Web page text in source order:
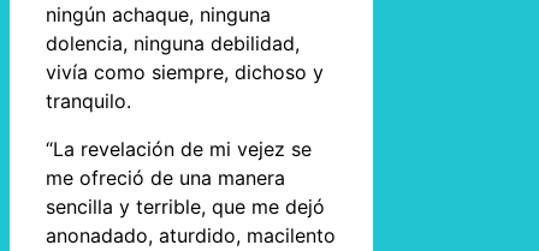
ningún achaque, ninguna
dolencia, ninguna debilidad,
vivía como siempre, dichoso y
tranquilo.
“La revelación de mi vejez se
me ofreció de una manera
sencilla y terrible, que me dejó
anonadado, aturdido, macilento